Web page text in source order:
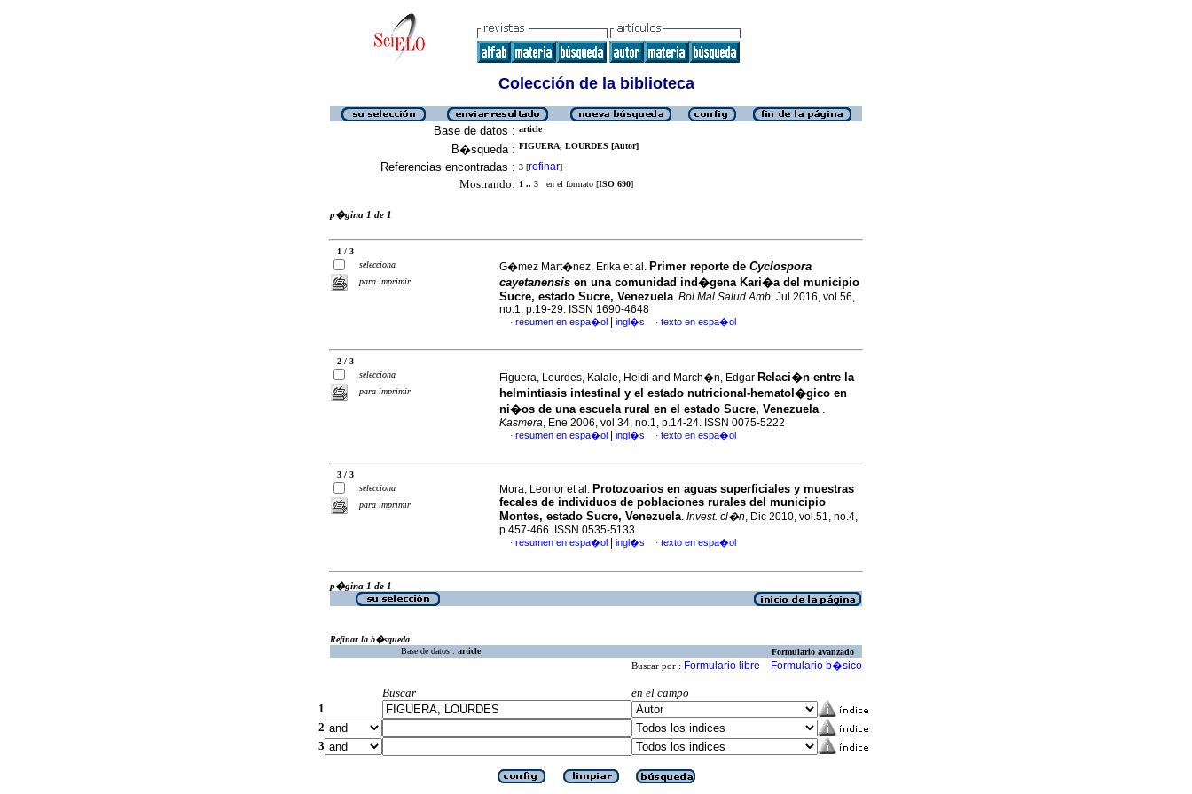
Colección de la biblioteca
Base de datos : article
B�squeda : FIGUERA, LOURDES [Autor]
Referencias encontradas : 3 [refinar]
Mostrando: 1 .. 3 en el formato [ISO 690]
p�gina 1 de 1
1 / 3
selecciona
para imprimir
G�mez Mart�nez, Erika et al. Primer reporte de Cyclospora
cayetanensis en una comunidad ind�gena Kari�a del municipio
Sucre, estado Sucre, Venezuela. Bol Mal Salud Amb, Jul 2016, vol.56,
no.1, p.19-29. ISSN 1690-4648
· resumen en espa�ol ingl�s · texto en espa�ol
2 / 3
selecciona
para imprimir
Figuera, Lourdes, Kalale, Heidi and March�n, Edgar Relaci�n entre la
helmintiasis intestinal y el estado nutricional-hematol�gico en
ni�os de una escuela rural en el estado Sucre, Venezuela .
Kasmera, Ene 2006, vol.34, no.1, p.14-24. ISSN 0075-5222
· resumen en espa�ol ingl�s · texto en espa�ol
3 / 3
selecciona
para imprimir
Mora, Leonor et al. Protozoarios en aguas superficiales y muestras
fecales de individuos de poblaciones rurales del municipio
Montes, estado Sucre, Venezuela. Invest. cl�n, Dic 2010, vol.51, no.4,
p.457-466. ISSN 0535-5133
· resumen en espa�ol ingl�s · texto en espa�ol
p�gina 1 de 1
Refinar la b�squeda
Base de datos : article Formulario avanzado
Buscar por : Formulario libre Formulario b�sico
Buscar
en el campo
1
2
3